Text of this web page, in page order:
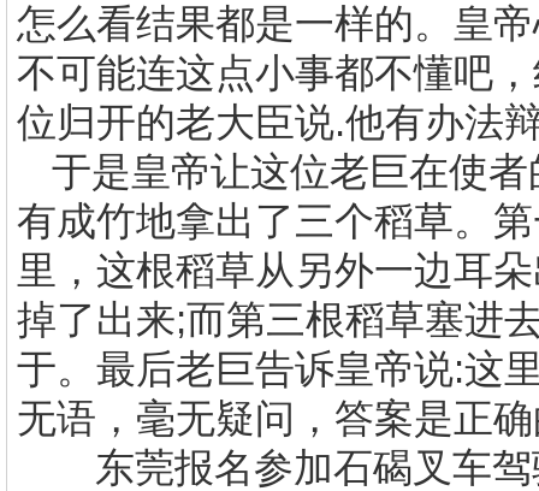
怎么看结果都是一样的。皇
不可能连这点小事都不懂吧
位归开的老大臣说.他有办法
于是皇帝让这位老巨在使
有成竹地拿出了三个稻草。
里，这根稻草从另外一边耳
掉了出来;而第三根稻草塞进
于。最后老巨告诉皇帝说:这
无语，毫无疑问，答案是正
东莞报名参加石碣叉车